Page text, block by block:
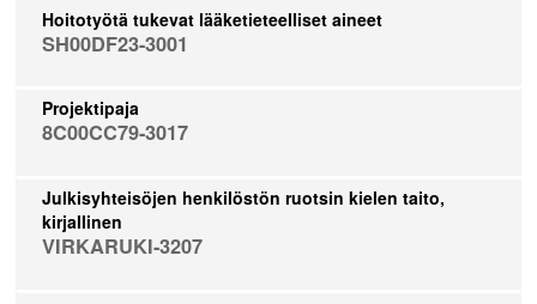
Hoitotyötä tukevat lääketieteelliset aineet
SH00DF23-3001
Projektipaja
8C00CC79-3017
Julkisyhteisöjen henkilöstön ruotsin kielen taito,
kirjallinen
VIRKARUKI-3207